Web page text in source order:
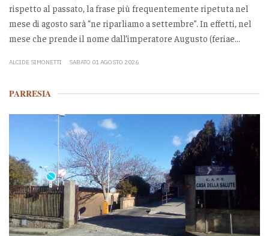
rispetto al passato, la frase più frequentemente ripetuta nel
mese di agosto sarà “ne riparliamo a settembre”. In effetti, nel
mese che prende il nome dall’imperatore Augusto (feriae...
ALCIDE SIMONETTI SABATO 01 AGOSTO 2026
PARRESIA